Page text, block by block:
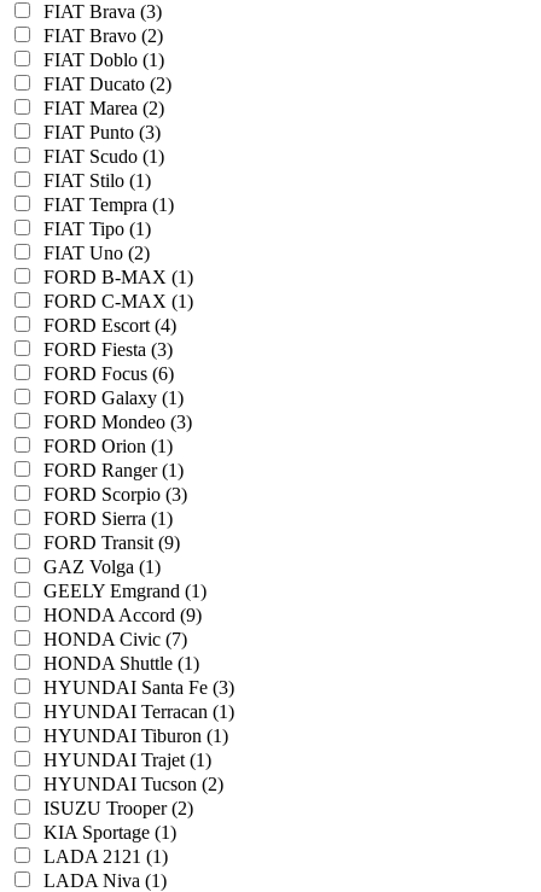
FIAT Brava (3)
FIAT Bravo (2)
FIAT Doblo (1)
FIAT Ducato (2)
FIAT Marea (2)
FIAT Punto (3)
FIAT Scudo (1)
FIAT Stilo (1)
FIAT Tempra (1)
FIAT Tipo (1)
FIAT Uno (2)
FORD B-MAX (1)
FORD C-MAX (1)
FORD Escort (4)
FORD Fiesta (3)
FORD Focus (6)
FORD Galaxy (1)
FORD Mondeo (3)
FORD Orion (1)
FORD Ranger (1)
FORD Scorpio (3)
FORD Sierra (1)
FORD Transit (9)
GAZ Volga (1)
GEELY Emgrand (1)
HONDA Accord (9)
HONDA Civic (7)
HONDA Shuttle (1)
HYUNDAI Santa Fe (3)
HYUNDAI Terracan (1)
HYUNDAI Tiburon (1)
HYUNDAI Trajet (1)
HYUNDAI Tucson (2)
ISUZU Trooper (2)
KIA Sportage (1)
LADA 2121 (1)
LADA Niva (1)